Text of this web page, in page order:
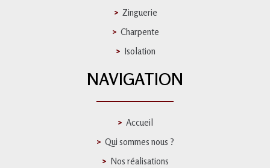
Zinguerie
Charpente
Isolation
NAVIGATION
Accueil
Qui sommes nous ?
Nos réalisations